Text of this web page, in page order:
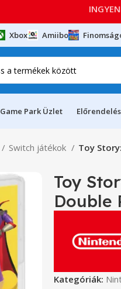
Xbox Amiibo
Game Park Üzlet
Switch játékok Toy
Toy
Double
Kategóriák: